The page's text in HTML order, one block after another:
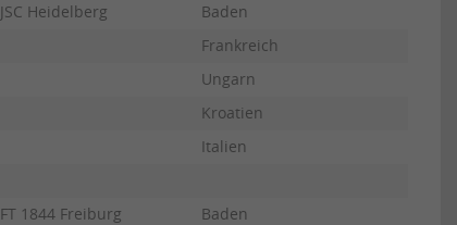
JSC Heidelberg
Baden
Frankreich
Ungarn
Kroatien
Italien
FT 1844 Freiburg
Baden